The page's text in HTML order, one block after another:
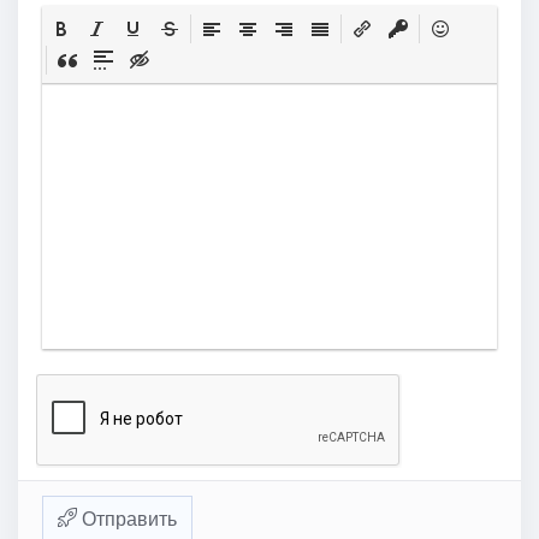
Отправить